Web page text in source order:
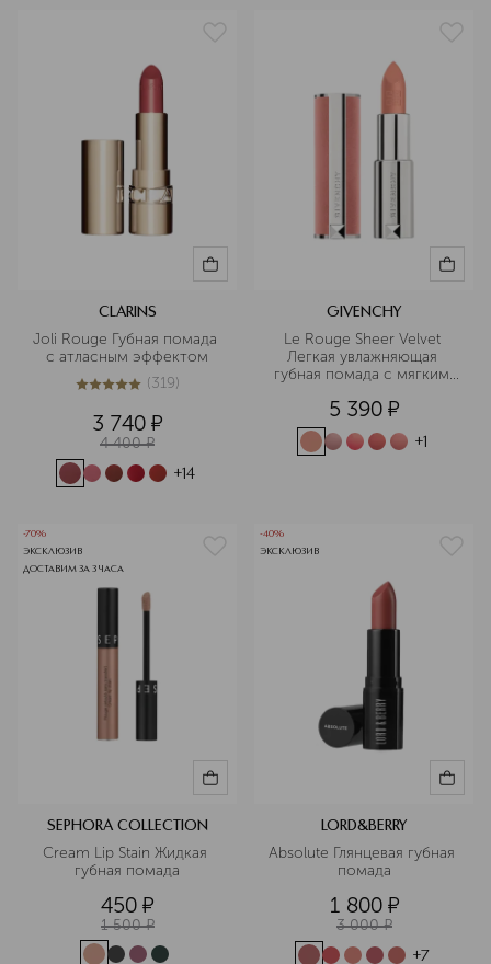
CLARINS
Joli Rouge Губная помада
с атласным эффектом
4.9из5319 (319)
3 740 ¤
4 400 ¤
+14
GIVENCHY
Le Rouge Sheer Velvet
Легкая увлажняющая
губная помада с мягким
5 390 ¤
+1
-70%
ЭКСКЛЮЗИВ
ДОСТАВИМ ЗА 3 ЧАСА
SEPHORA COLLECTION
Cream Lip Stain Жидкая
губная помада
450 ¤
1 500 ¤
-40%
ЭКСКЛЮЗИВ
LORD&BERRY
Absolute Глянцевая губная
помада
1 800 ¤
3 000 ¤
+7